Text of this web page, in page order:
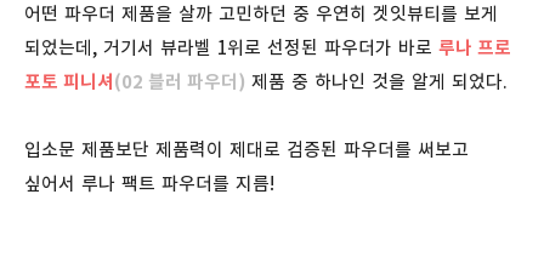
어떤 파우더 제품을 살까 고민하던 중 우연히 겟잇뷰티를 보게
되었는데, 거기서 뷰라벨 1위로 선정된 파우더가 바로 루나 프로
포토 피니셔(02 블러 파우더) 제품 중 하나인 것을 알게 되었다.
입소문 제품보단 제품력이 제대로 검증된 파우더를 써보고
싶어서 루나 팩트 파우더를 지름!